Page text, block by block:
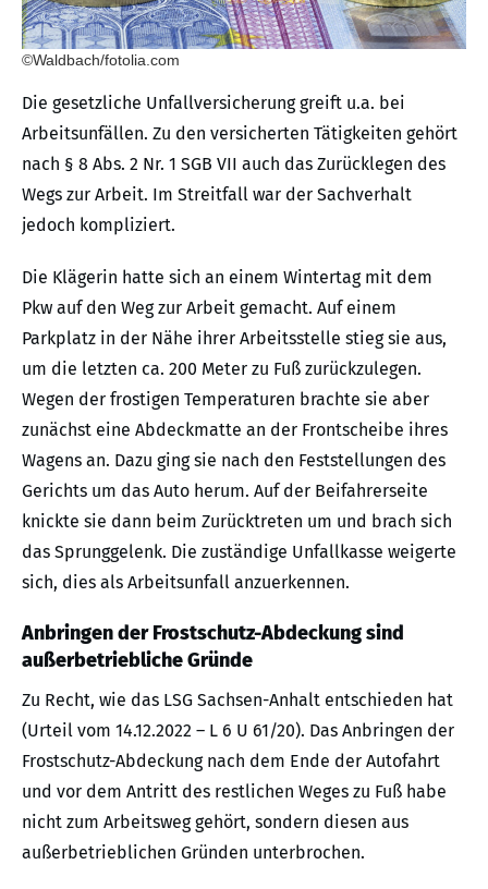
©Waldbach/fotolia.com
Die gesetzliche Unfallversicherung greift u.a. bei
Arbeitsunfällen. Zu den versicherten Tätigkeiten gehört
nach § 8 Abs. 2 Nr. 1 SGB VII auch das Zurücklegen des
Wegs zur Arbeit. Im Streitfall war der Sachverhalt
jedoch kompliziert.
Die Klägerin hatte sich an einem Wintertag mit dem
Pkw auf den Weg zur Arbeit gemacht. Auf einem
Parkplatz in der Nähe ihrer Arbeitsstelle stieg sie aus,
um die letzten ca. 200 Meter zu Fuß zurückzulegen.
Wegen der frostigen Temperaturen brachte sie aber
zunächst eine Abdeckmatte an der Frontscheibe ihres
Wagens an. Dazu ging sie nach den Feststellungen des
Gerichts um das Auto herum. Auf der Beifahrerseite
knickte sie dann beim Zurücktreten um und brach sich
das Sprunggelenk. Die zuständige Unfallkasse weigerte
sich, dies als Arbeitsunfall anzuerkennen.
Anbringen der Frostschutz-Abdeckung sind
außerbetriebliche Gründe
Zu Recht, wie das LSG Sachsen-Anhalt entschieden hat
(Urteil vom 14.12.2022 – L 6 U 61/20). Das Anbringen der
Frostschutz-Abdeckung nach dem Ende der Autofahrt
und vor dem Antritt des restlichen Weges zu Fuß habe
nicht zum Arbeitsweg gehört, sondern diesen aus
außerbetrieblichen Gründen unterbrochen.